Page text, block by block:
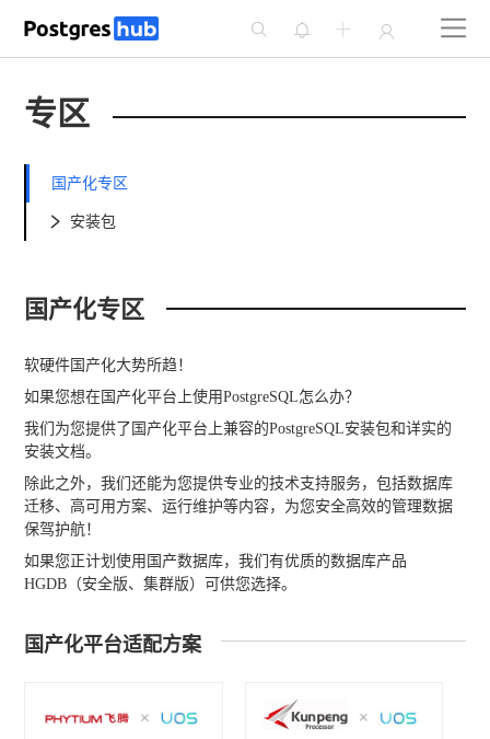




专区
国产化专区
 安装包
国产化专区
软硬件国产化大势所趋！
如果您想在国产化平台上使用PostgreSQL怎么办？
我们为您提供了国产化平台上兼容的PostgreSQL安装包和详实的
安装文档。
除此之外，我们还能为您提供专业的技术支持服务，包括数据库
迁移、高可用方案、运行维护等内容，为您安全高效的管理数据
保驾护航！
如果您正计划使用国产数据库，我们有优质的数据库产品
HGDB（安全版、集群版）可供您选择。
国产化平台适配方案